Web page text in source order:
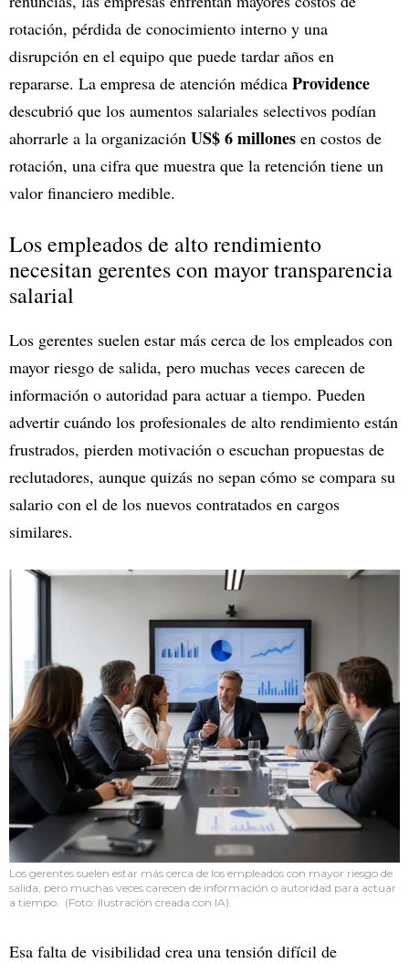
rotación, pérdida de conocimiento interno y una
disrupción en el equipo que puede tardar años en
repararse. La empresa de atención médica Providence
descubrió que los aumentos salariales selectivos podían
ahorrarle a la organización US$ 6 millones en costos de
rotación, una cifra que muestra que la retención tiene un
valor financiero medible.
Los empleados de alto rendimiento
necesitan gerentes con mayor transparencia
salarial
Los gerentes suelen estar más cerca de los empleados con
mayor riesgo de salida, pero muchas veces carecen de
información o autoridad para actuar a tiempo. Pueden
advertir cuándo los profesionales de alto rendimiento están
frustrados, pierden motivación o escuchan propuestas de
reclutadores, aunque quizás no sepan cómo se compara su
salario con el de los nuevos contratados en cargos
similares.
Los gerentes suelen estar más cerca de los empleados con mayor riesgo de
salida, pero muchas veces carecen de información o autoridad para actuar
a tiempo. (Foto: Ilustración creada con IA).
Esa falta de visibilidad crea una tensión difícil de